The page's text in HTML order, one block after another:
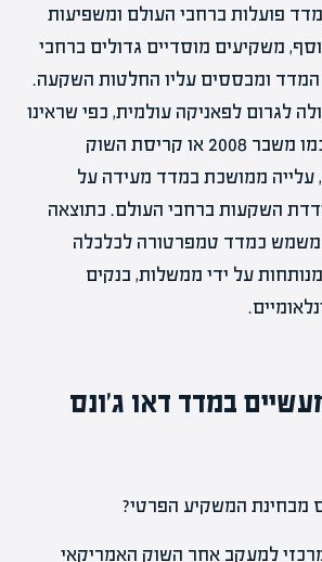
פועלות ברחבי העולם ומשפיעות
משקיעים מוסדיים גדולים ברחבי
ומבססים עליו החלטות השקעה.
לגרום לפאניקה עולמית, כפי שראינו
במשברים כלכליים כמו משבר 2008 או קריסת השוק
זאת, עלייה ממושכת במדד מעידה על
השקעות ברחבי העולם. כתוצאה
משמש כמדד טמפרטורה לכלכלה
מנותחות על ידי ממשלות, בנקים
במדד דאו ג'ונס
מבחינת המשקיע הפרטי?
למעקב אחר השוק האמריקאי